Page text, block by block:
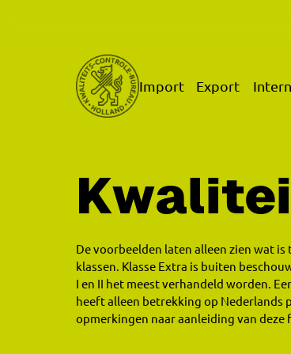
Import Export
De voorbeelden laten alleen zien wat
klassen. Klasse Extra is buiten
I en II het meest verhandeld worden.
heeft alleen betrekking op
opmerkingen naar aanleiding van deze